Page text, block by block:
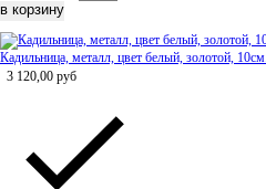
Кадильница, металл, цвет белый, золотой,
3 120,00 руб